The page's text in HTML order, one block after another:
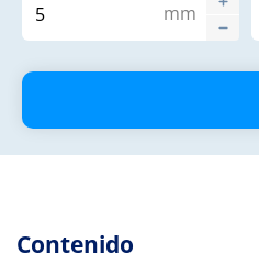
mm
Contenido